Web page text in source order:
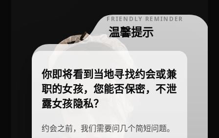
FRIENDLY REMINDER
温馨提示
你即将看到当地寻找约会或兼
职的女孩，您能否保密，不泄
露女孩隐私？
约会之前，我们需要问几个简短问题。